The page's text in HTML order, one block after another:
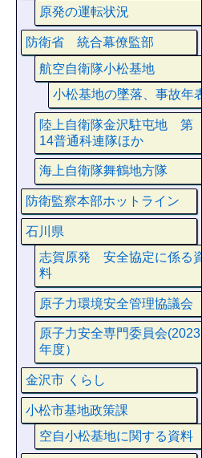
原発の運転状況
防衛省 統合幕僚監部
航空自衛隊小松基地
小松基地の墜落、事故年表
陸上自衛隊金沢駐屯地 第
14普通科連隊ほか
海上自衛隊舞鶴地方隊
防衛監察本部ホットライン
石川県
志賀原発 安全協定に係る資
料
原子力環境安全管理協議会
原子力安全専門委員会(2023
年度）
金沢市 くらし
小松市基地政策課
空自小松基地に関する資料